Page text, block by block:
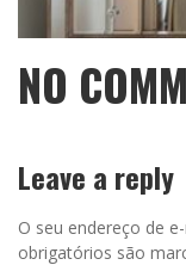
NO
Leave a reply
O seu endereço de
obrigatórios são